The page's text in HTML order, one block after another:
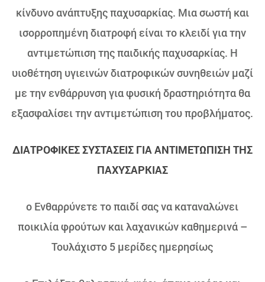
κίνδυνο ανάπτυξης παχυσαρκίας. Μια σωστή και
ισορροπημένη διατροφή είναι το κλειδί για την
αντιμετώπιση της παιδικής παχυσαρκίας. Η
υιοθέτηση υγιεινών διατροφικών συνηθειών μαζί
με την ενθάρρυνση για φυσική δραστηριότητα θα
εξασφαλίσει την αντιμετώπιση του προβλήματος.
ΔΙΑΤΡΟΦΙΚΕΣ ΣΥΣΤΑΣΕΙΣ ΓΙΑ ΑΝΤΙΜΕΤΩΠΙΣΗ ΤΗΣ
ΠΑΧΥΣΑΡΚΙΑΣ
o Ενθαρρύνετε το παιδί σας να καταναλώνει
ποικιλία φρούτων και λαχανικών καθημερινά –
Τουλάχιστο 5 μερίδες ημερησίως